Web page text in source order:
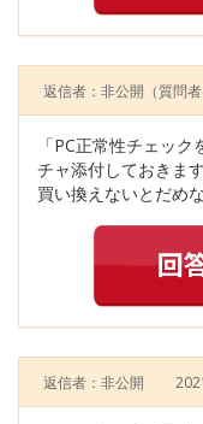
返信者：非公開 （質問者
「PC正常性チェッ
チャ添付しておきます
買い換えないとだ
返信者：非公開